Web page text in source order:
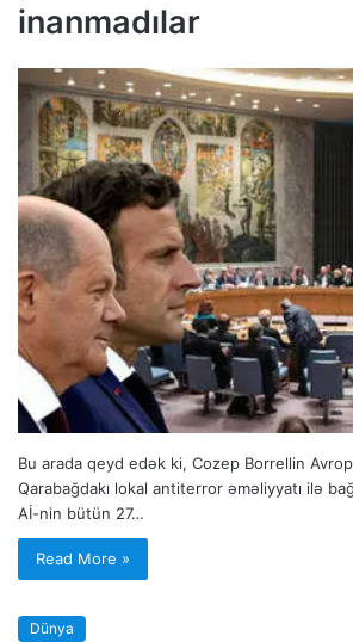
inanmadılar
Bu arada qeyd edək ki, Cozep Borrellin
Qarabağdakı lokal antiterror əməliyyatı ilə
Aİ-nin bütün 27…
Read More »
Dünya